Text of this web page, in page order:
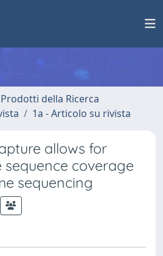
della Ricerca
1a - Articolo su rivista
allows for
coverage
sequencing